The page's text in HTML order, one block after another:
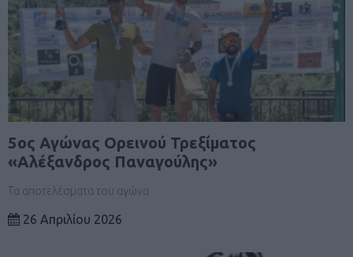
5ος Αγώνας Ορεινού Τρεξίματος
«Αλέξανδρος Παναγούλης»
Τα αποτελέσματα του αγώνα
26 Απριλίου 2026